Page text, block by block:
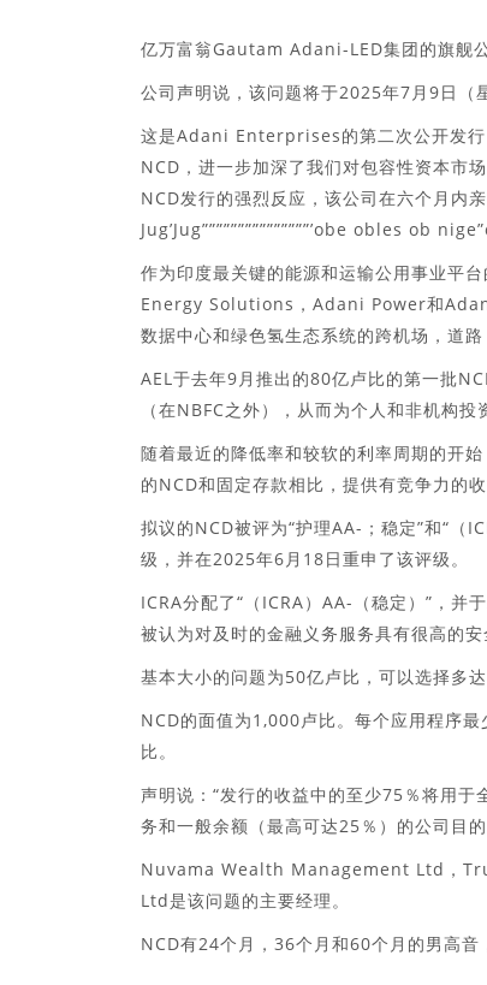
亿万富翁Gautam Adani-LED集团的旗舰
公司声明说，该问题将于2025年7月9日（
这是Adani Enterprises的第二次公开发行
NCD，进一步加深了我们对包容性资本市
NCD发行的强烈反应，该公司在六个月内
Jug’Jug”””””””””””””””’obe obles ob
作为印度最关键的能源和运输公用事业
Energy Solutions，Adani Power和
数据中心和绿色氢生态系统的跨机场，道
AEL于去年9月推出的80亿卢比的第一批
（在NBFC之外），从而为个人和非机构
随着最近的降低率和较软的利率周期的开
的NCD和固定存款相比，提供有竞争力的
拟议的NCD被评为“护理AA-；稳定”和“（
级，并在2025年6月18日重申了该评级。
ICRA分配了“（ICRA）AA-（稳定）”，
被认为对及时的金融义务服务具有很高的
基本大小的问题为50亿卢比，可以选择多
NCD的面值为1,000卢比。每个应用程序
比。
声明说：“发行的收益中的至少75％将用
务和一般余额（最高可达25％）的公司目
Nuvama Wealth Management Ltd，
Ltd是该问题的主要经理。
NCD有24个月，36个月和60个月的男高